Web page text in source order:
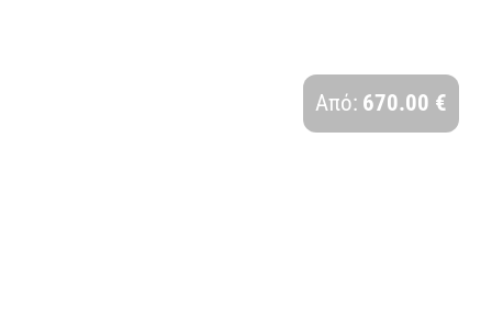
Από: 670.00 €